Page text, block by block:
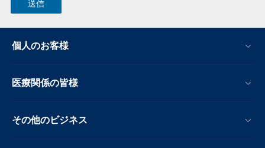
個人のお客様
医療関係の皆様
その他のビジネス